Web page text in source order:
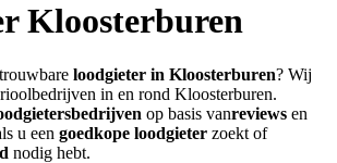
Kloosterburen
loodgieter in Kloosterburen? Wij
in en rond Kloosterburen.
op basis vanreviews en
u een goedkope loodgieter zoekt of
nodig hebt.